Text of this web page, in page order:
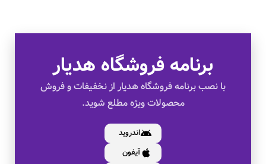
برنامه فروشگاه هدیار
با نصب برنامه فروشگاه هدیار از نخفیفات و فروش
محصولات ویژه مطلع شوید.
اندروید
آیفون
کالای اصل
به صورت اقساط
بدون کارمزد